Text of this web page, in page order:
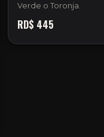
Verde o Toronja.
RD$ 445